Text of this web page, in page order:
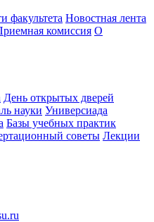
факультета Новостная лента
комиссия О
День открытых дверей
науки Универсиада
Базы учебных практик
советы Лекции